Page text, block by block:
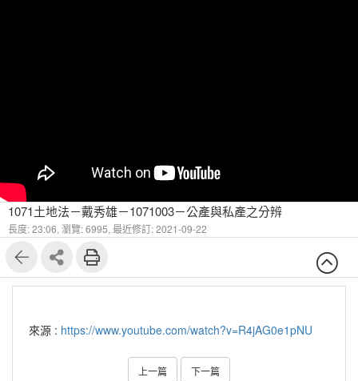
1071土地法－戴秀雄－1071003－公產與私產之分辨
長度: 23:06, 瀏覽: 6995, 最近修訂: 2021-09-22
來源 : https://www.youtube.com/watch?v=R4jAG0e1pNU
上一篇 下一篇